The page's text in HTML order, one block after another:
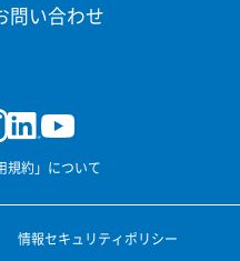
問い合わせ
規約」について
情報セキュリティポリシー